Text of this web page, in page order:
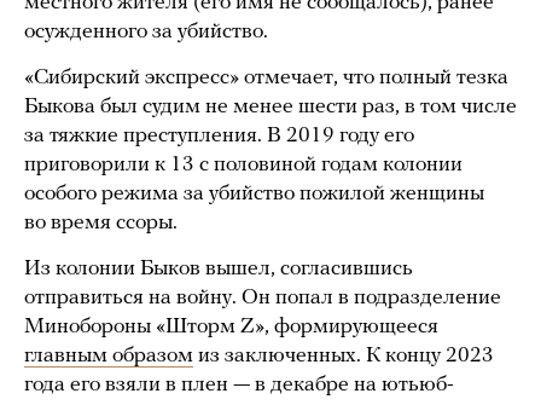
осужденного за убийство.
«Сибирский экспресс» отмечает, что полный тезка
Быкова был судим не менее шести раз, в том числе
за тяжкие преступления. В 2019 году его
приговорили к 13 с половиной годам колонии
особого режима за убийство пожилой женщины
во время ссоры.
Из колонии Быков вышел, согласившись
отправиться на войну. Он попал в подразделение
Минобороны «Шторм Z», формирующееся
главным образом из заключенных. К концу 2023
года его взяли в плен — в декабре на ютьюб-